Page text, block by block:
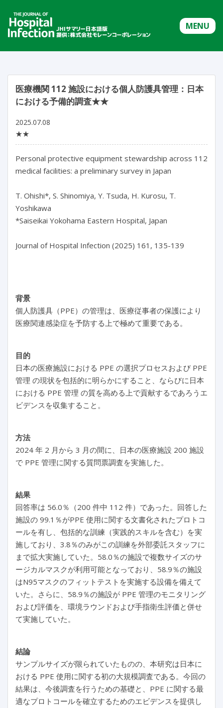
MENU
医療機関 112 施設における個人防護具管理：日本
における予備的調査★★
2025.07.08
★★
Personal protective equipment stewardship across 112
medical facilities: a preliminary survey in Japan
T. Ohishi*, S. Shinomiya, Y. Tsuda, H. Kurosu, T.
Yoshikawa
*Saiseikai Yokohama Eastern Hospital, Japan
Journal of Hospital Infection (2025) 161, 135-139
背景
個人防護具（PPE）の管理は、医療従事者の保護により
医療関連感染症を予防する上で極めて重要である。
目的
日本の医療施設における PPE の選択プロセスおよび PPE
管理 の現状を包括的に明らかにすること、ならびに日本
における PPE 管理 の質を高める上で貢献するであろうエ
ビデンスを収集すること。
方法
2024 年 2 月から 3 月の間に、日本の医療施設 200 施設
で PPE 管理に関する質問票調査を実施した。
結果
回答率は 56.0％（200 件中 112 件）であった。回答した
施設の 99.1％がPPE 使用に関する文書化されたプロトコ
ールを有し、包括的な訓練（実践的スキルを含む）を実
施しており、3.8％のみがこの訓練を外部委託スタッフに
まで拡大実施していた。58.0％の施設で複数サイズのサ
ージカルマスクが利用可能となっており、58.9％の施設
はN95マスクのフィットテストを実施する設備を備えて
いた。さらに、58.9％の施設が PPE 管理のモニタリング
および評価を、環境ラウンドおよび手指衛生評価と併せ
て実施していた。
結論
サンプルサイズが限られていたものの、本研究は日本に
おける PPE 使用に関する初の大規模調査である。今回の
結果は、今後調査を行うための基礎と、PPE に関する最
適なプロトコールを確立するためのエビデンスを提供し